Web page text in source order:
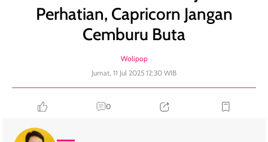
Perhatian, Capricorn Jangan
Cemburu Buta
Wolipop
Jumat, 11 Jul 2025 12:30 WIB
0